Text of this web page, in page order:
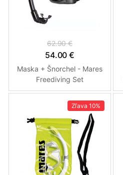
62.90 €
54.00 €
Maska + Šnorchel - Mares
Freediving Set
Zľava 10%